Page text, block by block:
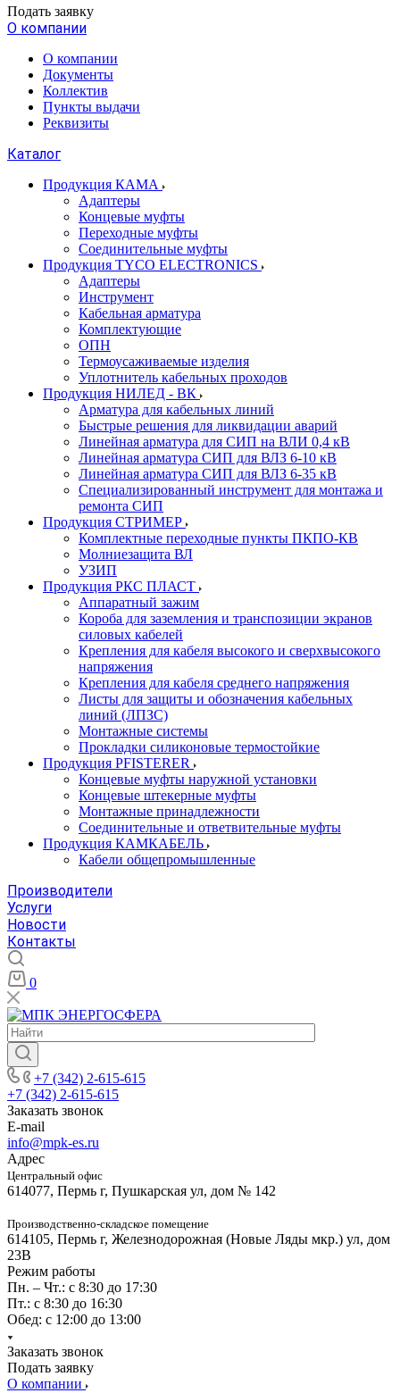
Подать заявку
О компании
О компании
Документы
Коллектив
Пункты выдачи
Реквизиты
Каталог
Продукция КАМА
Адаптеры
Концевые муфты
Переходные муфты
Соединительные муфты
Продукция TYCO ELECTRONICS
Адаптеры
Инструмент
Кабельная арматура
Комплектующие
ОПН
Термоусаживаемые изделия
Уплотнитель кабельных проходов
Продукция НИЛЕД - ВК
Арматура для кабельных линий
Быстрые решения для ликвидации аварий
Линейная арматура для СИП на ВЛИ 0,4 кВ
Линейная арматура СИП для ВЛЗ 6-10 кВ
Линейная арматура СИП для ВЛЗ 6-35 кВ
Специализированный инструмент для монтажа и
ремонта СИП
Продукция СТРИМЕР
Комплектные переходные пункты ПКПО-КВ
Молниезащита ВЛ
УЗИП
Продукция РКС ПЛАСТ
Аппаратный зажим
Короба для заземления и транспозиции экранов
силовых кабелей
Крепления для кабеля высокого и сверхвысокого
напряжения
Крепления для кабеля среднего напряжения
Листы для защиты и обозначения кабельных
линий (ЛПЗС)
Монтажные системы
Прокладки силиконовые термостойкие
Продукция PFISTERER
Концевые муфты наружной установки
Концевые штекерные муфты
Монтажные принадлежности
Соединительные и ответвительные муфты
Продукция КАМКАБЕЛЬ
Кабели общепромышленные
Производители
Услуги
Новости
Контакты
0
+7 (342) 2-615-615
+7 (342) 2-615-615
Заказать звонок
E-mail
info@mpk-es.ru
Адрес
Центральный офис
614077, Пермь г, Пушкарская ул, дом № 142
Производственно-складское помещение
614105, Пермь г, Железнодорожная (Новые Ляды мкр.) ул, дом
23В
Режим работы
Пн. – Чт.: с 8:30 до 17:30
Пт.: с 8:30 до 16:30
Обед: с 12:00 до 13:00
Заказать звонок
Подать заявку
О компании